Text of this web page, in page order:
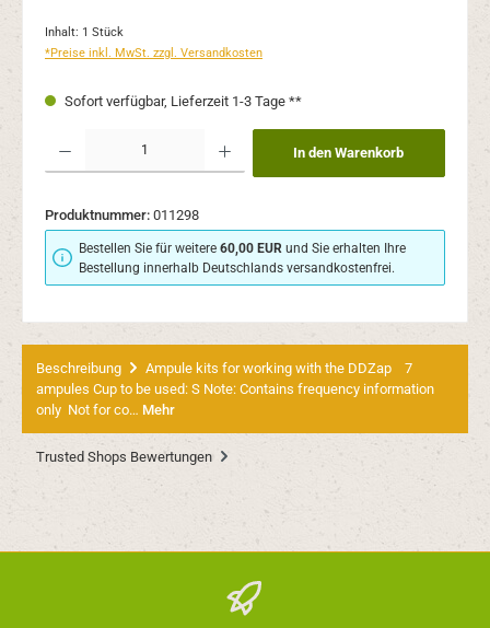
Inhalt: 1 Stück
*Preise inkl. MwSt. zzgl. Versandkosten
Sofort verfügbar, Lieferzeit 1-3 Tage **
Produkt Anzahl: Gib den gewünschten Wert ein oder benutze die Schaltflächen
In den Warenkorb
Produktnummer: 011298
Bestellen Sie für weitere60,00 EUR und Sie erhalten Ihre
Bestellung innerhalb Deutschlands versandkostenfrei.
Beschreibung
Ampule kits for working with the DDZap 7
ampules Cup to be used: S Note: Contains frequency information
only Not for co… Mehr
Trusted Shops Bewertungen